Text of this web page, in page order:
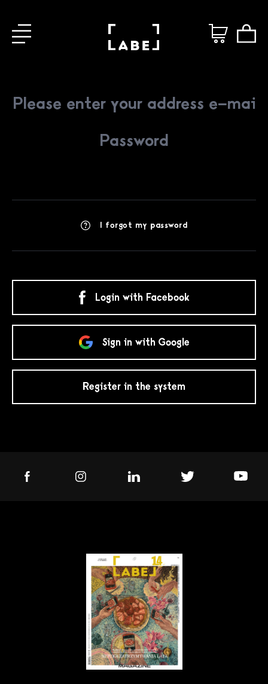
I forgot my password
Login with Facebook
Sign in with Google
Register in the system